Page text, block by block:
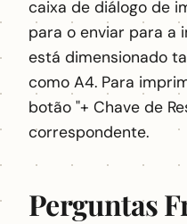
caixa de diálogo de
para o enviar para a
está dimensionado
como A4. Para
botão "+ Chave de
correspondente.
Perguntas